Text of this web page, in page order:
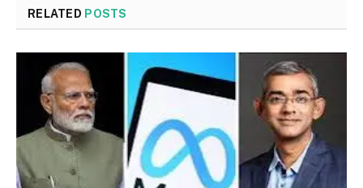
RELATED POSTS